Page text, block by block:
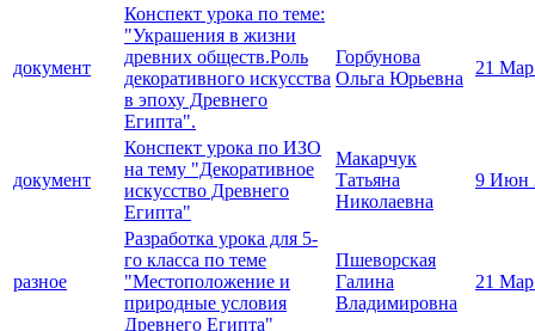
документ
Конспект урока по теме:
"Украшения в жизни
древних обществ.Роль
декоративного искусства
в эпоху Древнего
Египта".
Горбунова
Ольга Юрьевна
21
документ
Конспект урока по ИЗО
на тему "Декоративное
искусство Древнего
Египта"
Макарчук
Татьяна
Николаевна
9 Июн
разное
Разработка урока для 5-
го класса по теме
"Местоположение и
природные условия
Древнего Египта"
Пшеворская
Галина
Владимировна
21